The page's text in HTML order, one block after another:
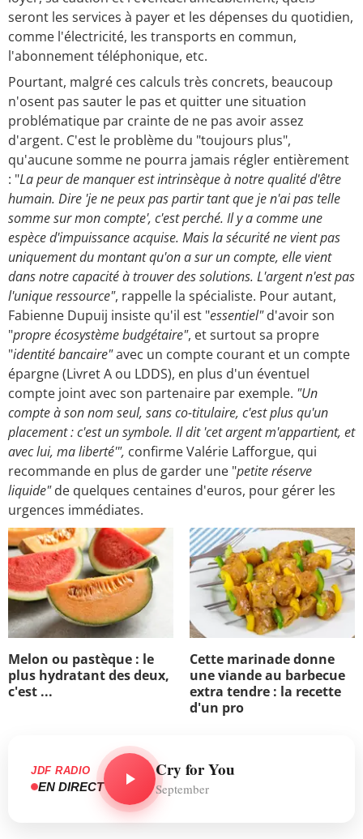
seront les services à payer et les dépenses du quotidien,
comme l'électricité, les transports en commun,
l'abonnement téléphonique, etc.
Pourtant, malgré ces calculs très concrets, beaucoup
n'osent pas sauter le pas et quitter une situation
problématique par crainte de ne pas avoir assez
d'argent. C'est le problème du "toujours plus",
qu'aucune somme ne pourra jamais régler entièrement
: "La peur de manquer est intrinsèque à notre qualité d'être
humain. Dire 'je ne peux pas partir tant que je n'ai pas telle
somme sur mon compte', c'est perché. Il y a comme une
espèce d'impuissance acquise. Mais la sécurité ne vient pas
uniquement du montant qu'on a sur un compte, elle vient
dans notre capacité à trouver des solutions. L'argent n'est pas
l'unique ressource", rappelle la spécialiste. Pour autant,
Fabienne Dupuij insiste qu'il est "essentiel"d'avoir son
"propre écosystème budgétaire", et surtout sa propre
"identité bancaire"avec un compte courant et un compte
épargne (Livret A ou LDDS), en plus d'un éventuel
compte joint avec son partenaire par exemple. "Un
compte à son nom seul, sans co-titulaire, c'est plus qu'un
placement : c'est un symbole. Il dit 'cet argent m'appartient, et
avec lui, ma liberté'", confirme Valérie Lafforgue, qui
recommande en plus de garder une "petite réserve
liquide"de quelques centaines d'euros, pour gérer les
urgences immédiates.
Melon ou pastèque : le
plus hydratant des deux,
c'est ...
Cette marinade donne
une viande au barbecue
extra tendre : la recette
d'un pro
JDF RADIO
EN DIRECT
Cry for You
September